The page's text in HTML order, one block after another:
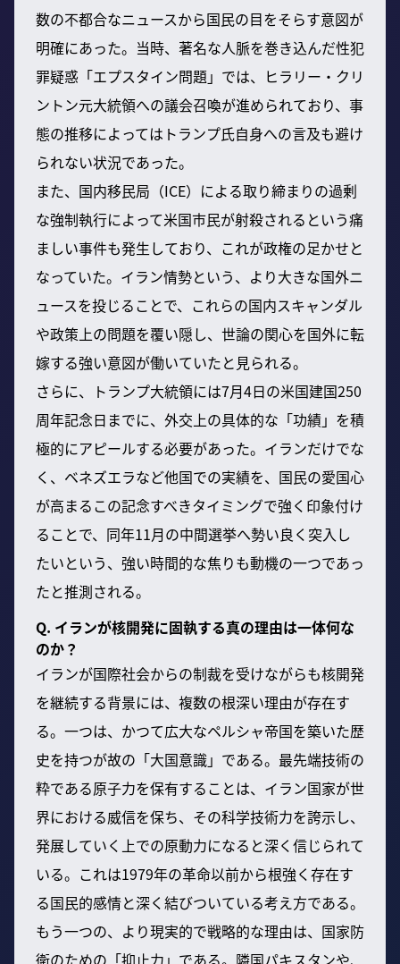
数の不都合なニュースから国民の目をそらす意図が
明確にあった。当時、著名な人脈を巻き込んだ性犯
罪疑惑「エプスタイン問題」では、ヒラリー・クリ
ントン元大統領への議会召喚が進められており、事
態の推移によってはトランプ氏自身への言及も避け
られない状況であった。
また、国内移民局（ICE）による取り締まりの過剰
な強制執行によって米国市民が射殺されるという痛
ましい事件も発生しており、これが政権の足かせと
なっていた。イラン情勢という、より大きな国外ニ
ュースを投じることで、これらの国内スキャンダル
や政策上の問題を覆い隠し、世論の関心を国外に転
嫁する強い意図が働いていたと見られる。
さらに、トランプ大統領には7月4日の米国建国250
周年記念日までに、外交上の具体的な「功績」を積
極的にアピールする必要があった。イランだけでな
く、ベネズエラなど他国での実績を、国民の愛国心
が高まるこの記念すべきタイミングで強く印象付け
ることで、同年11月の中間選挙へ勢い良く突入し
たいという、強い時間的な焦りも動機の一つであっ
たと推測される。
Q. イランが核開発に固執する真の理由は一体何な
のか？
イランが国際社会からの制裁を受けながらも核開発
を継続する背景には、複数の根深い理由が存在す
る。一つは、かつて広大なペルシャ帝国を築いた歴
史を持つが故の「大国意識」である。最先端技術の
粋である原子力を保有することは、イラン国家が世
界における威信を保ち、その科学技術力を誇示し、
発展していく上での原動力になると深く信じられて
いる。これは1979年の革命以前から根強く存在す
る国民的感情と深く結びついている考え方である。
もう一つの、より現実的で戦略的な理由は、国家防
衛のための「抑止力」である。隣国パキスタンや、